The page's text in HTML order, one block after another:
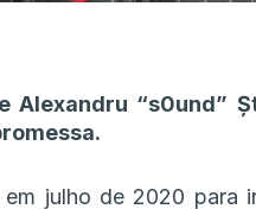
Alexandru “s0und”
julho de 2020 para